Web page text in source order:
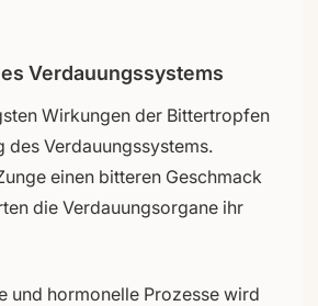
Verdauungssystems
Wirkungen der Bittertropfen
des Verdauungssystems.
einen bitteren Geschmack
die Verdauungsorgane ihr
und hormonelle Prozesse wird